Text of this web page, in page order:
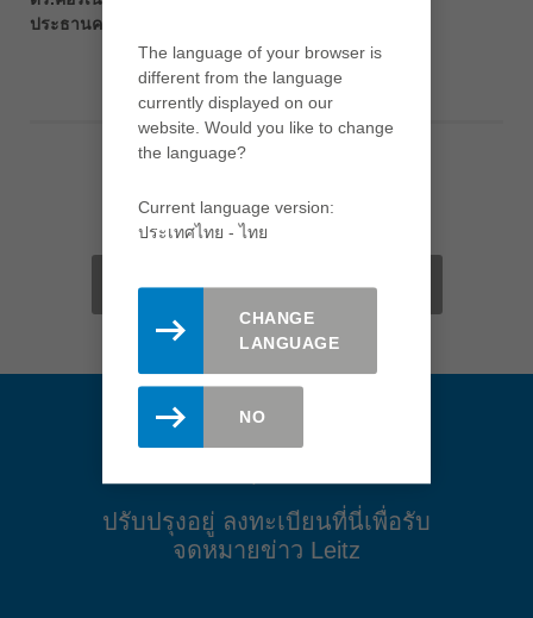
ประธานคณะกรรมการที่ปรึกษาและผู้ถือหุ้น
แนะนำเพจนี้
FACEBOOK
TWITTER
XING LINKEDIN
ปรับปรุงอยู่ ลงทะเบียนที่นี่เพื่อรับ
จดหมายข่าว Leitz
The language of your browser is
different from the language
currently displayed on our
website. Would you like to change
the language?
Current language version:
ประเทศไทย - ไทย
CHANGE
LANGUAGE
NO